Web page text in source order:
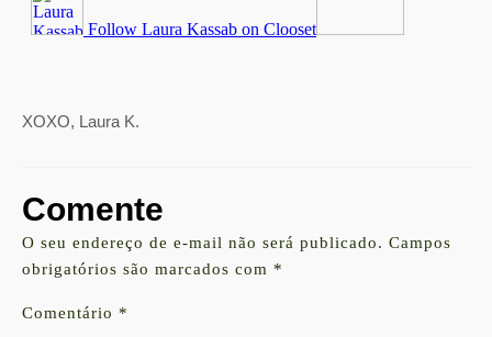
XOXO, Laura K.
Comente
O seu endereço de e-mail não será publicado. Campos
obrigatórios são marcados com *
Comentário *